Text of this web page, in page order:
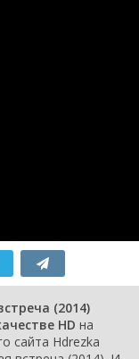
(2014)
HD на
сайта Hdrezka